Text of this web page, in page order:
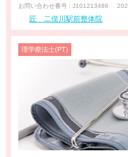
お問い合わせ番号 : J101213486
匠 二俣川駅前整体院
理学療法士(PT)